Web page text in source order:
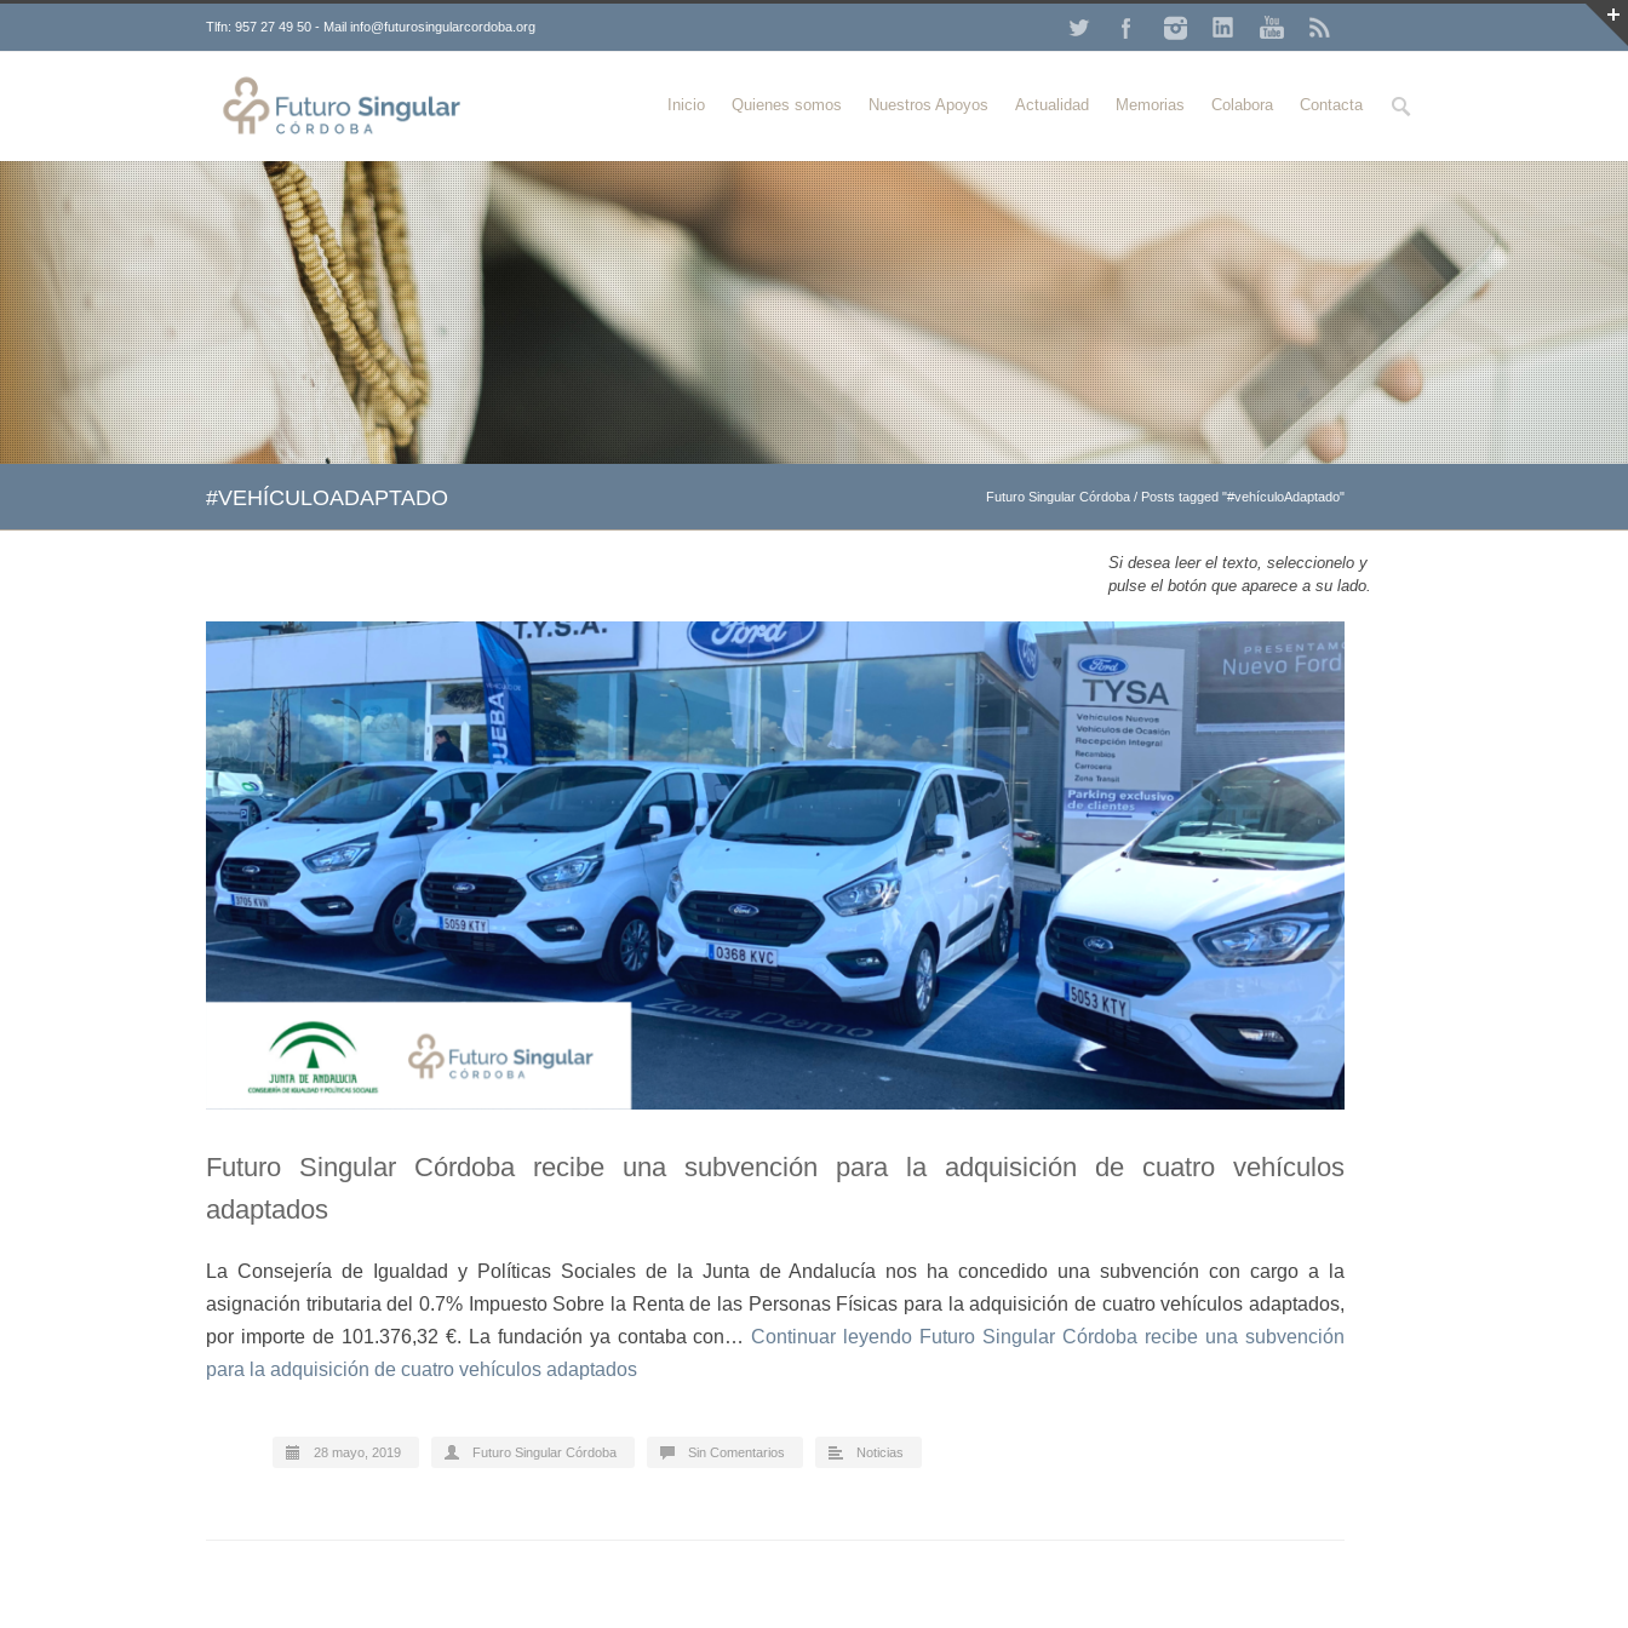
Tlfn: 957 27 49 50 - Mail info@futurosingularcordoba.org
Buscar
Inicio Quienes somos Nuestros Apoyos Actualidad Memorias Colabora Contacta
#VEHÍCULOADAPTADO Futuro Singular Córdoba / Posts tagged "#vehículoAdaptado"
Si desea leer el texto, seleccionelo y
pulse el botón que aparece a su lado.
Futuro Singular Córdoba recibe una subvención para la adquisición de cuatro vehículos
adaptados
La Consejería de Igualdad y Políticas Sociales de la Junta de Andalucía nos ha concedido una subvención con cargo a la
asignación tributaria del 0.7% Impuesto Sobre la Renta de las Personas Físicas para la adquisición de cuatro vehículos adaptados,
por importe de 101.376,32 €. La fundación ya contaba con…Continuar leyendo Futuro Singular Córdoba recibe una subvención
para la adquisición de cuatro vehículos adaptados
28 mayo, 2019 Futuro Singular Córdoba Sin Comentarios Noticias